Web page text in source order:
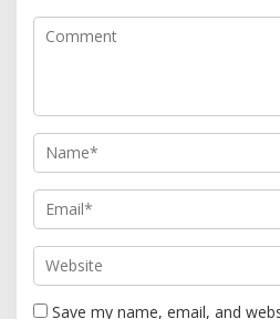
Save my name, email, and